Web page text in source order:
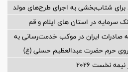
شتاب‌بخشی به اجرای طرح‌های مولد
سرمایه در استان های ایلام و قم
ایران در موکب خدمت‌رسانی به
حرم حضرت عبدالعظیم حسنی (ع)
نخست ۲۰۲۶